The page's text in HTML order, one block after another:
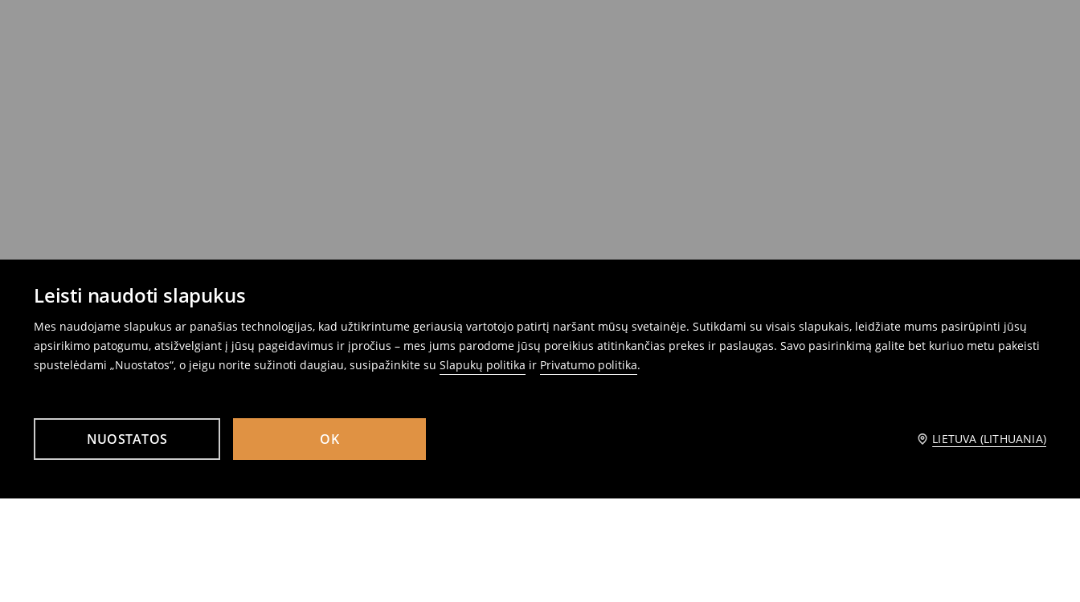
Leisti naudoti slapukus
Mes naudojame slapukus ar panašias technologijas, kad užtikrintume geriausią vartotojo patirtį naršant mūsų svetainėje. Sutikdami su visais slapukais, leidžiate mums pasirūpinti jūsų
apsirikimo patogumu, atsižvelgiant į jūsų pageidavimus ir įpročius – mes jums parodome jūsų poreikius atitinkančias prekes ir paslaugas. Savo pasirinkimą galite bet kuriuo metu pakeisti
spustelėdami „Nuostatos“, o jeigu norite sužinoti daugiau, susipažinkite su Slapukų politika ir Privatumo politika.
NUOSTATOS OK LIETUVA (LITHUANIA)